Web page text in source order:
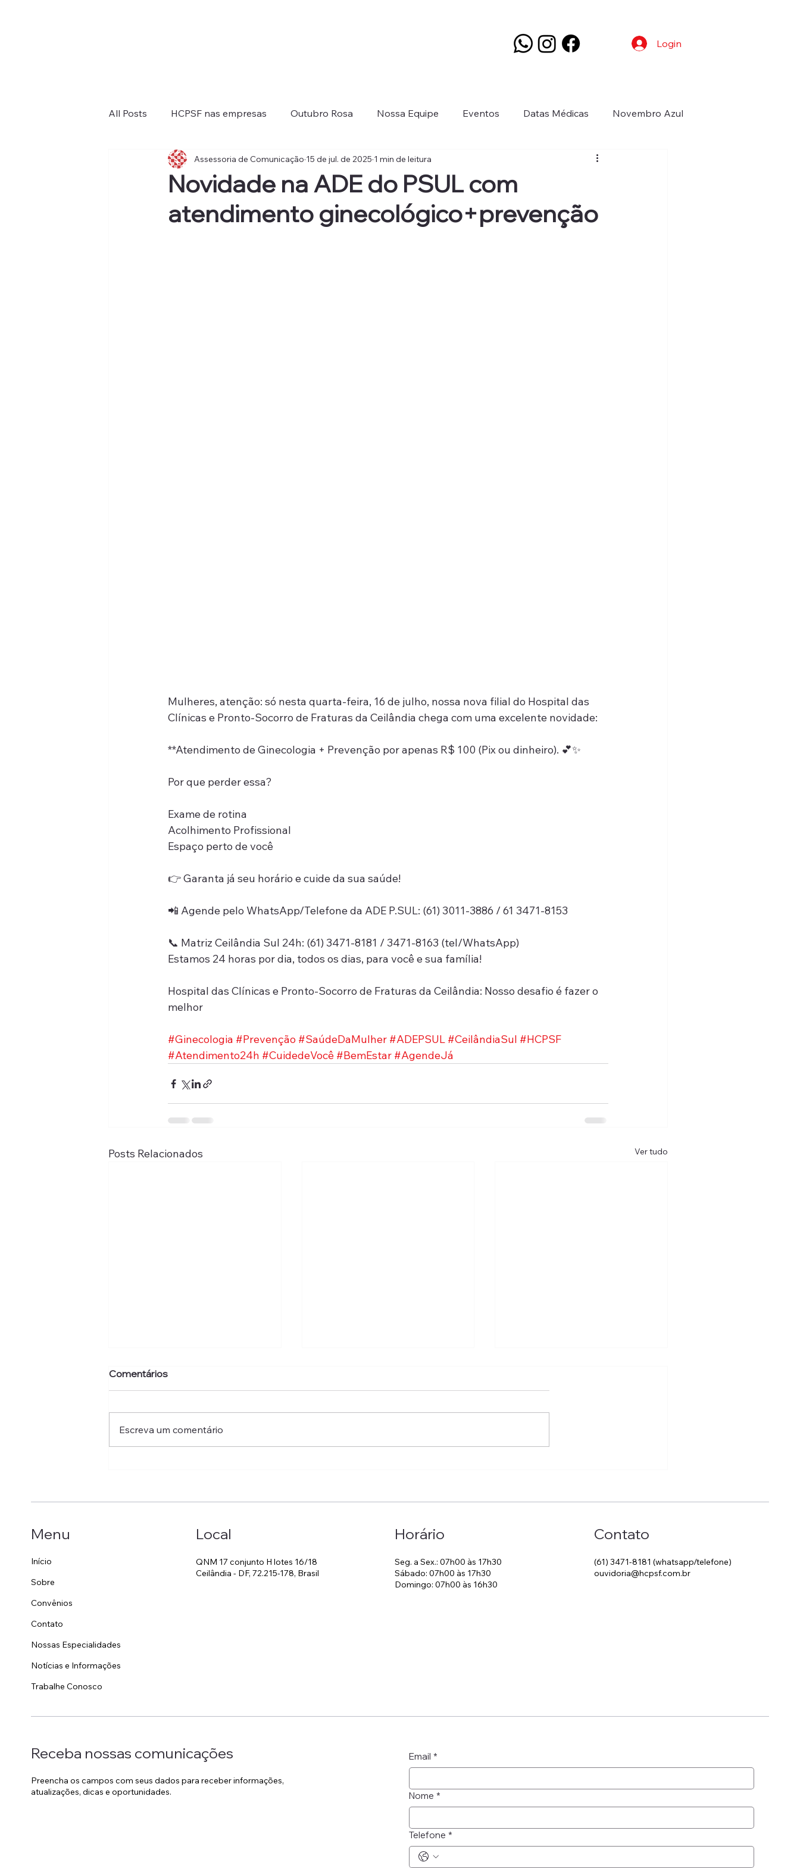
Login
All Posts HCPSF nas empresas Outubro Rosa Nossa Equipe Eventos Datas Médicas Novembro Azul
Janeiro Branco Fevereiro Roxo Sua Saúde Segurança do Paciente Cuidar de Mim
Doenças Seleções
Novidade na ADE do PSUL com
atendimento ginecológico+prevenção
Assessoria de Comunicação 15 de jul. de 2025 1 min de leitura
Mulheres, atenção: só nesta quarta-feira, 16 de julho, nossa nova filial do Hospital das
Clínicas e Pronto-Socorro de Fraturas da Ceilândia chega com uma excelente novidade:
**Atendimento de Ginecologia + Prevenção por apenas R$ 100 (Pix ou dinheiro). 💕✨
Por que perder essa?
Exame de rotina
Acolhimento Profissional
Espaço perto de você
👉 Garanta já seu horário e cuide da sua saúde!
📲 Agende pelo WhatsApp/Telefone da ADE P.SUL: (61) 3011-3886 / 61 3471-8153
📞 Matriz Ceilândia Sul 24h: (61) 3471-8181 / 3471-8163 (tel/WhatsApp)
Estamos 24 horas por dia, todos os dias, para você e sua família!
Hospital das Clínicas e Pronto-Socorro de Fraturas da Ceilândia: Nosso desafio é fazer o
melhor
#Ginecologia #Prevenção #SaúdeDaMulher #ADEPSUL #CeilândiaSul #HCPSF
#Atendimento24h #CuidedeVocê #BemEstar #AgendeJá
Posts Relacionados Ver tudo
Cei
Comentários
Escreva um comentário
Menu
Início
Sobre
Convênios
Contato
Nossas Especialidades
Notícias e Informações
Trabalhe Conosco
Local
QNM 17 conjunto H lotes 16/18
Ceilândia - DF, 72.215-178, Brasil
Horário
Seg. a Sex.: 07h00 às 17h30
Sábado: 07h00 às 17h30
Domingo: 07h00 às 16h30
Contato
(61) 3471-8181 (whatsapp/telefone)
ouvidoria@hcpsf.com.br
Receba nossas comunicações
Preencha os campos com seus dados para receber informações,
atualizações, dicas e oportunidades.
Email *
Nome *
Telefone *